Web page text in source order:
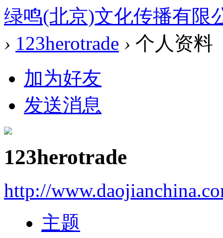
绿鸣(北京)文化传播有限
› 123herotrade › 个人资料
加为好友
发送消息
123herotrade
http://
主题